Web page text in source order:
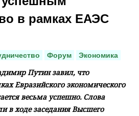
в рамках ЕАЭС
Форум Экономика
Путин завил, что
Евразийского экономического
весьма успешно. Слова
в ходе заседания Высшего